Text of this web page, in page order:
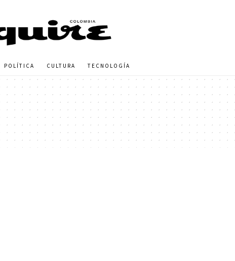
POLÍTICA CULTURA TECNOLOGÍA